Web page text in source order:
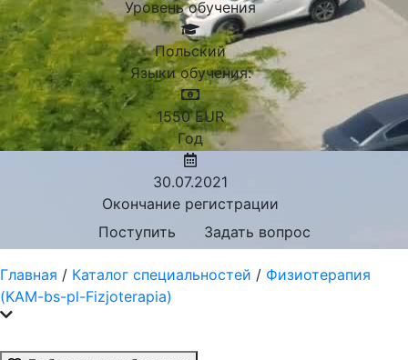
Уровень обучения
Польский
Языки обучения:
1550 EUR
Год
30.07.2021
Окончание регистрации
Поступить
Задать вопрос
Главная / Каталог специальностей / Физиотерапия
(KAM-bs-pl-Fizjoterapia)